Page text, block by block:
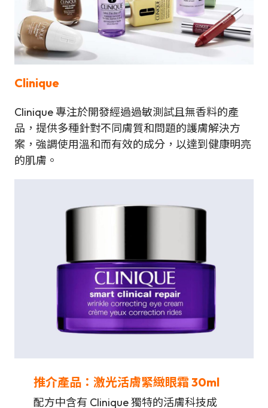
Clinique
Clinique 專注於開發經過過敏測試且無香料的產
品，提供多種針對不同膚質和問題的護膚解決方
案，強調使用溫和而有效的成分，以達到健康明亮
的肌膚。
推介產品：激光活膚緊緻眼霜 30ml
配方中含有 Clinique 獨特的活膚科技成